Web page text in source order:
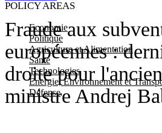
POLICY AREAS
Economie
Politique
Agriculture et Alimentation
Santé
Technologies
Energie, Environnement et
Défense
Fraude aux
européennes :
droite pour
ministre Andrej